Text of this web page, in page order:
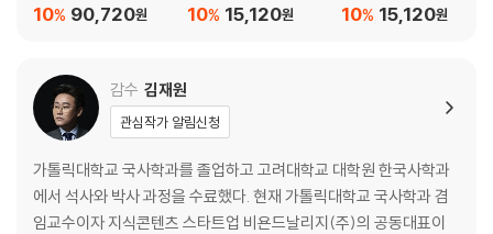
부록│고려 왕 계보도 · 조선 왕 계보도
참고 자료
90,720원
10% 15,120원
10% 15,120원
10%
감수 김재원
관심작가 알림신청
가톨릭대학교 국사학과를 졸업하고 고려대학교 대학원 한국사학과
에서 석사와 박사 과정을 수료했다. 현재 가톨릭대학교 국사학과 겸
임교수이자 지식콘텐츠 스타트업 비욘드날리지(주)의 공동대표이